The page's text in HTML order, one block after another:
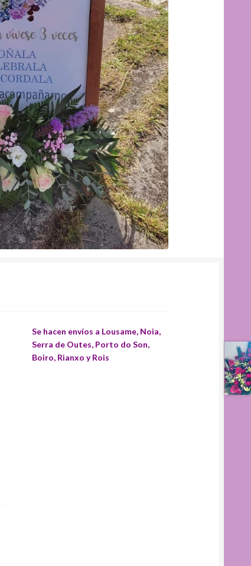
Se hacen envíos a Lousame, Noia,
Serra de Outes, Porto do Son,
Boiro, Rianxo y Rois